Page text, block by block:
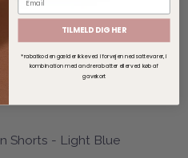
Shorts - Light Blue
TILMELD DIG HER
*rabatkoden gælder ikke ved i forvejen nedsatte varer, i
kombination med andre rabatter eller ved køb af
gavekort